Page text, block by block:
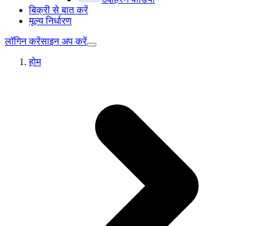
बिक्री से बात करें
मूल्य निर्धारण
लॉगिन करेंसाइन अप करें
होम